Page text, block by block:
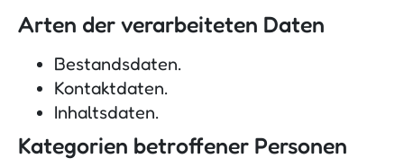
Arten der verarbeiteten Daten
Bestandsdaten.
Kontaktdaten.
Inhaltsdaten.
Kategorien betroffener Personen